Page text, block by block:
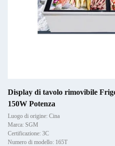
Display di tavolo rimovibile
150W Potenza
Luogo di origine: Cina
Marca: SGM
Certificazione: 3C
Numero di modello: 165T